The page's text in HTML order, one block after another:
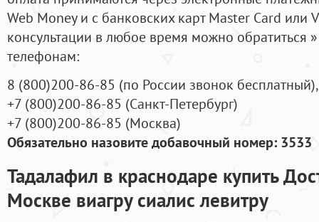
Web Money и с банковских карт Master Card или
консультации в любое время можно обратиться
телефонам:
8 (800)200-86-85 (по России звонок бесплатный),
+7 (800)200-86-85 (Санкт-Петербург)
+7 (800)200-86-85 (Москва)
Обязательно назовите добавочный номер: 3533
Тадалафил в краснодаре купить
Москве виагру сиалис левитру